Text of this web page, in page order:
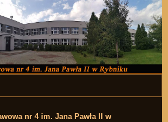
Przejdź do zawartości
nr 4 im. Jana Pawła II w